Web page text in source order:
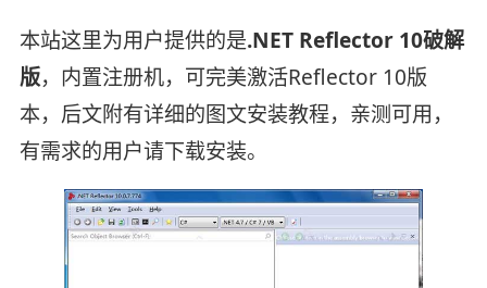
本站这里为用户提供的是.NET Reflector 10破解
版，内置注册机，可完美激活Reflector 10版
本，后文附有详细的图文安装教程，亲测可用，
有需求的用户请下载安装。